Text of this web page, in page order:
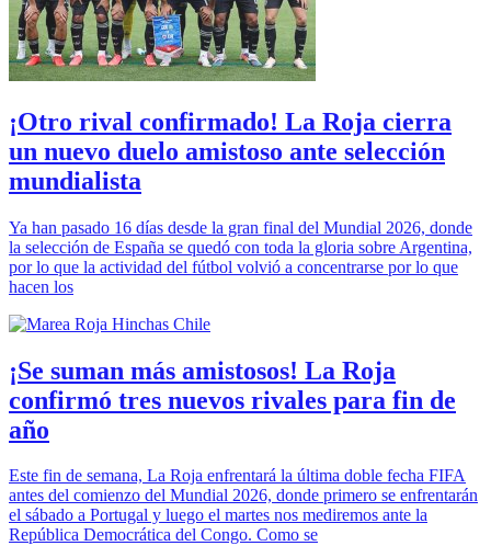
¡Otro rival confirmado! La Roja cierra
un nuevo duelo amistoso ante selección
mundialista
Ya han pasado 16 días desde la gran final del Mundial 2026, donde
la selección de España se quedó con toda la gloria sobre Argentina,
por lo que la actividad del fútbol volvió a concentrarse por lo que
hacen los
¡Se suman más amistosos! La Roja
confirmó tres nuevos rivales para fin de
año
Este fin de semana, La Roja enfrentará la última doble fecha FIFA
antes del comienzo del Mundial 2026, donde primero se enfrentarán
el sábado a Portugal y luego el martes nos mediremos ante la
República Democrática del Congo. Como se